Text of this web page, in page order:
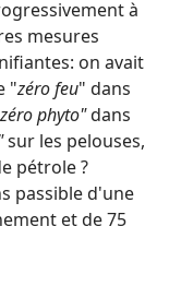
à
mesures
on avait
"zéro feu" dans
zéro phyto"dans
sur les pelouses,
pétrole ?
passible d'une
et de 75